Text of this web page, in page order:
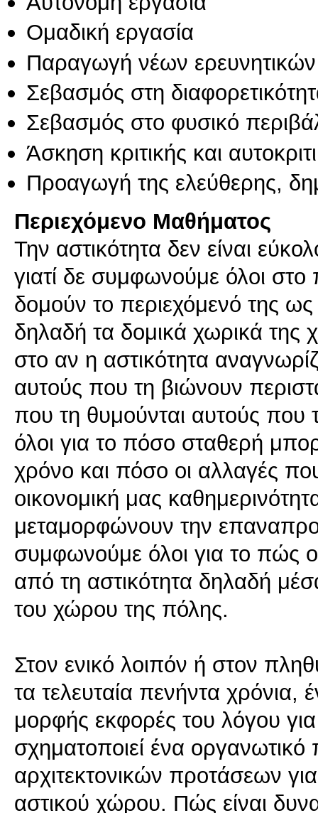
Ομαδική εργασία
Παραγωγή νέων
Σεβασμός στη
Σεβασμός στο φυσικό
Άσκηση κριτικής και
Προαγωγή της ελεύθερης,
Περιεχόμενο Μαθήματος
Την αστικότητα δεν είναι
γιατί δε συμφωνούμε όλοι στο
δομούν το περιεχόμενό της ως
δηλαδή τα δομικά χωρικά της
στο αν η αστικότητα
αυτούς που τη βιώνουν
που τη θυμούνται αυτούς
όλοι για το πόσο σταθερή
χρόνο και πόσο οι αλλαγές
οικονομική μας
μεταμορφώνουν την
συμφωνούμε όλοι για το πώς
από τη αστικότητα δηλαδή
του χώρου της πόλης.
Στον ενικό λοιπόν ή στον
τα τελευταία πενήντα χρόνια,
μορφής εκφορές του λόγου
σχηματοποιεί ένα
αρχιτεκτονικών προτάσεων
αστικού χώρου. Πώς είναι